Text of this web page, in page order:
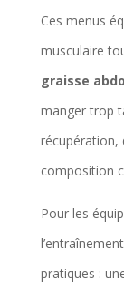
Ces menus
musculaire
graisse
manger trop
récupération,
composition
Pour les
pratiques :